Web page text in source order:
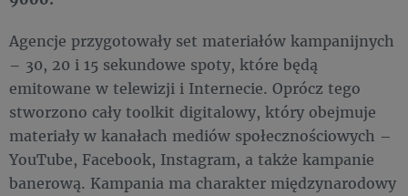
Agencje przygotowały set materiałów kampanijnych
– 30, 20 i 15 sekundowe spoty, które będą
emitowane w telewizji i Internecie. Oprócz tego
stworzono cały toolkit digitalowy, który obejmuje
materiały w kanałach mediów społecznościowych –
YouTube, Facebook, Instagram, a także kampanie
banerową. Kampania ma charakter międzynarodowy